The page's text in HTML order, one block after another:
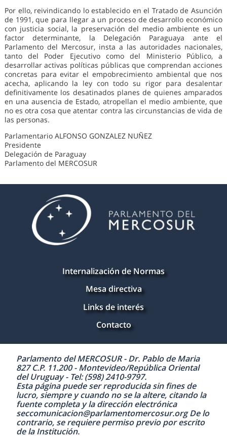
Por ello, reivindicando lo establecido en el Tratado de Asunción
de 1991, que para llegar a un proceso de desarrollo económico
con justicia social, la preservación del medio ambiente es un
factor determinante, la Delegación Paraguaya ante el
Parlamento del Mercosur, insta a las autoridades nacionales,
tanto del Poder Ejecutivo como del Ministerio Público, a
desarrollar activas políticas públicas que comprendan acciones
concretas para evitar el empobrecimiento ambiental que nos
acecha, aplicando la ley con todo su rigor para desalentar
definitivamente los desatinados planes de quienes amparados
en una ausencia de Estado, atropellan el medio ambiente, que
no es otra cosa que atentar contra las circunstancias de vida de
las personas.
Parlamentario ALFONSO GONZALEZ NUÑEZ
Presidente
Delegación de Paraguay
Parlamento del MERCOSUR
Internalización de Normas
Mesa directiva
Links de interés
Contacto
Parlamento del MERCOSUR - Dr. Pablo de Maria
827 C.P. 11.200 - Montevideo/República Oriental
del Uruguay - Tel: (598) 2410-9797.
Esta página puede ser reproducida sin fines de
lucro, siempre y cuando no se la altere, citando la
fuente completa y la dirección electrónica
seccomunicacion@parlamentomercosur.org De lo
contrario, se requiere permiso previo por escrito
de la Institución.